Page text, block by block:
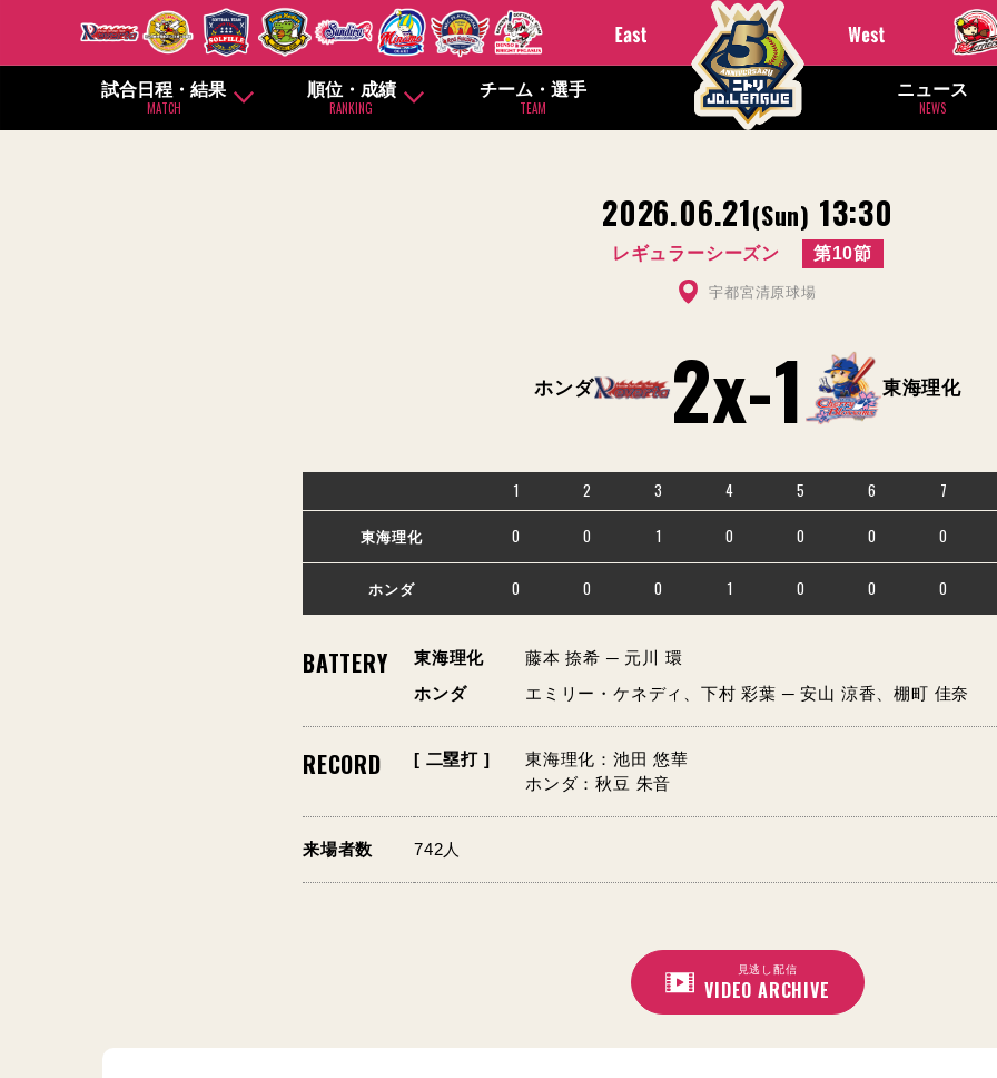
試合日程・結果
MATCH
順位・成績
RANKING
チーム・選手
TEAM
ニュース
NEWS
2026.06.21(Sun) 13:30
レギュラーシーズン 第10節
宇都宮清原球場
ホンダ 2x-1 東海理化
1 2 3 4 5 6 7
東海理化 0 0 1 0 0 0 0
ホンダ 0 0 0 1 0 0 0
BATTERY 東海理化
藤本 捺希 ─ 元川 環
ホンダ
エミリー・ケネディ、下村 彩葉 ─ 安山 涼香、棚町 佳奈
RECORD [ 二塁打 ]
東海理化：池田 悠華
ホンダ：秋豆 朱音
来場者数 742人
見逃し配信
VIDEO ARCHIVE